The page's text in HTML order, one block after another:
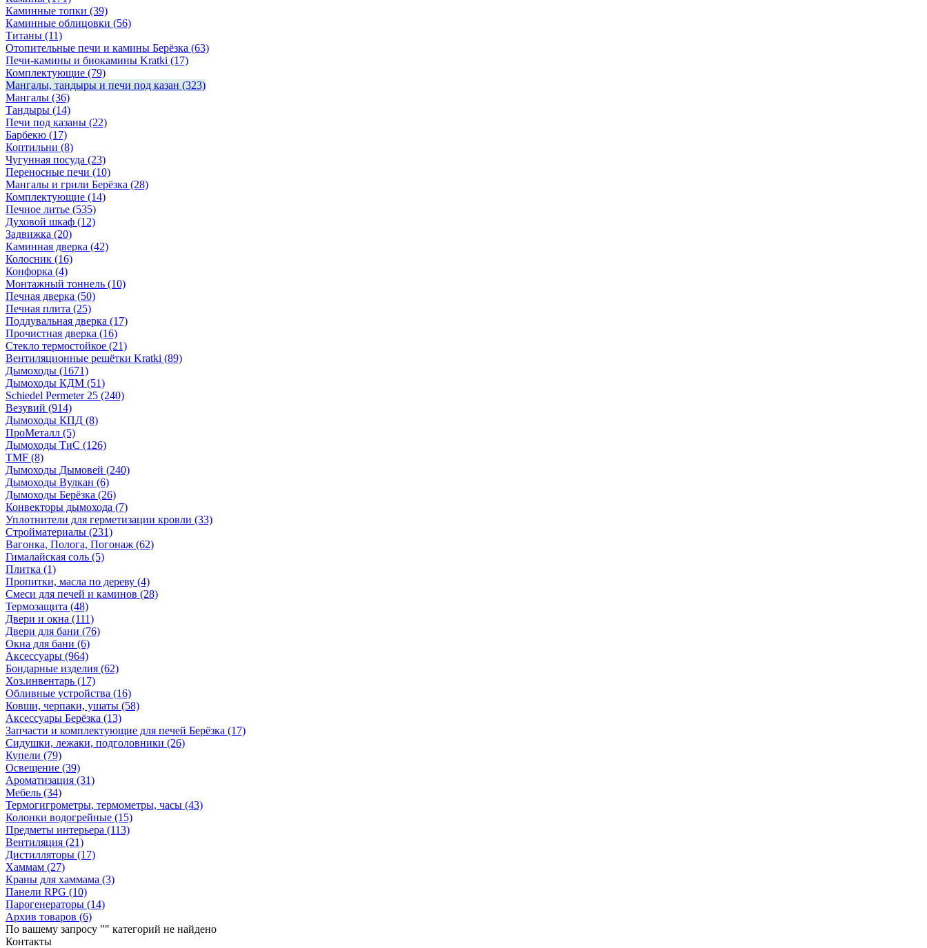
Каминные топки (39)
Каминные облицовки (56)
Титаны (11)
Отопительные печи и камины Берёзка (63)
Печи-камины и биокамины Kratki (17)
Комплектующие (79)
Мангалы, тандыры и печи под казан (323)
Мангалы (36)
Тандыры (14)
Печи под казаны (22)
Барбекю (17)
Коптильни (8)
Чугунная посуда (23)
Переносные печи (10)
Мангалы и грили Берёзка (28)
Комплектующие (14)
Печное литье (535)
Духовой шкаф (12)
Задвижка (20)
Каминная дверка (42)
Колосник (16)
Конфорка (4)
Монтажный тоннель (10)
Печная дверка (50)
Печная плита (25)
Поддувальная дверка (17)
Прочистная дверка (16)
Стекло термостойкое (21)
Вентиляционные решётки Kratki (89)
Дымоходы (1671)
Дымоходы КДМ (51)
Schiedel Permeter 25 (240)
Везувий (914)
Дымоходы КПД (8)
ПроМеталл (5)
Дымоходы ТиС (126)
TMF (8)
Дымоходы Дымовей (240)
Дымоходы Вулкан (6)
Дымоходы Берёзка (26)
Конвекторы дымохода (7)
Уплотнители для герметизации кровли (33)
Стройматериалы (231)
Вагонка, Полога, Погонаж (62)
Гималайская соль (5)
Плитка (1)
Пропитки, масла по дереву (4)
Смеси для печей и каминов (28)
Термозащита (48)
Двери и окна (111)
Двери для бани (76)
Окна для бани (6)
Аксессуары (964)
Бондарные изделия (62)
Хоз.инвентарь (17)
Обливные устройства (16)
Ковши, черпаки, ушаты (58)
Аксессуары Берёзка (13)
Запчасти и комплектующие для печей Берёзка (17)
Сидушки, лежаки, подголовники (26)
Купели (79)
Освещение (39)
Ароматизация (31)
Мебель (34)
Термогигрометры, термометры, часы (43)
Колонки водогрейные (15)
Предметы интерьера (113)
Вентиляция (21)
Дистилляторы (17)
Хаммам (27)
Краны для хаммама (3)
Панели RPG (10)
Парогенераторы (14)
Архив товаров (6)
По вашему запросу "" категорий не найдено
Контакты